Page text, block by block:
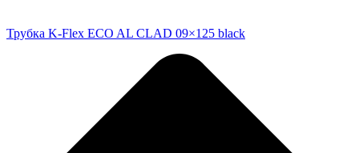
Трубка K-Flex ECO AL CLAD 09×125 black